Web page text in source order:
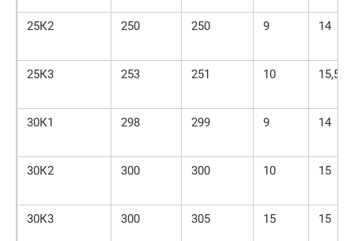
25К2 250 250 9 14
25К3 253 251 10 15,5
30К1 298 299 9 14
30К2 300 300 10 15
30К3 300 305 15 15